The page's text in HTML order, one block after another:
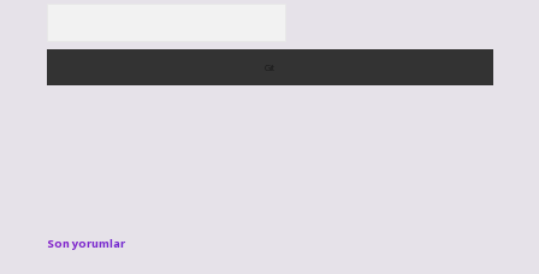
Son yorumlar